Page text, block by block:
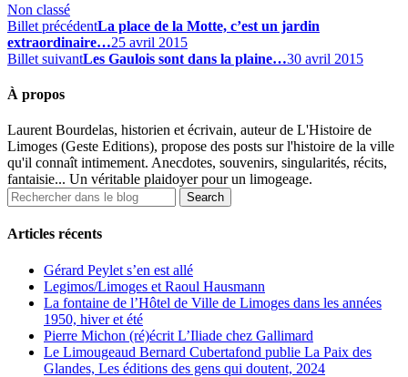
Non classé
Billet précédentLa place de la Motte, c’est un jardin
extraordinaire…25 avril 2015
Billet suivantLes Gaulois sont dans la plaine…30 avril 2015
À propos
Laurent Bourdelas, historien et écrivain, auteur de L'Histoire de
Limoges (Geste Editions), propose des posts sur l'histoire de la ville
qu'il connaît intimement. Anecdotes, souvenirs, singularités, récits,
fantaisie... Un véritable plaidoyer pour un limogeage.
Articles récents
Gérard Peylet s’en est allé
Legimos/Limoges et Raoul Hausmann
La fontaine de l’Hôtel de Ville de Limoges dans les années
1950, hiver et été
Pierre Michon (ré)écrit L’Iliade chez Gallimard
Le Limougeaud Bernard Cubertafond publie La Paix des
Glandes, Les éditions des gens qui doutent, 2024